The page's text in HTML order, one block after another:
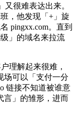
又很难表达出来。
，他发现「+」旋
pingxx.com。直到
」的域名来拉流
理解起来很难，
场可以「支付一分
链接不知道被谁意
言」的雏形，进而